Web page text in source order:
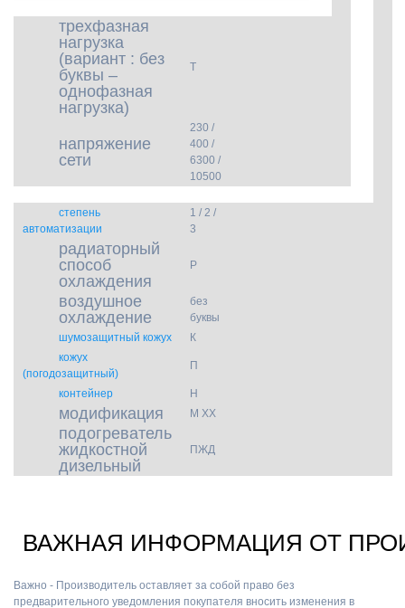
трехфазная
нагрузка
(вариант : без
буквы –
однофазная
нагрузка)
Т
напряжение
сети
230 /
400 /
6300 /
10500
степень
автоматизации
1 / 2 /
3
радиаторный
способ
охлаждения
Р
воздушное
охлаждение
без
буквы
шумозащитный кожух
К
кожух
(погодозащитный)
П
контейнер Н
модификация М ХХ
подогреватель
жидкостной
дизельный
ПЖД
ВАЖНАЯ ИНФОРМАЦИЯ ОТ
Важно - Производитель оставляет за собой право без
предварительного уведомления покупателя вносить изменения в